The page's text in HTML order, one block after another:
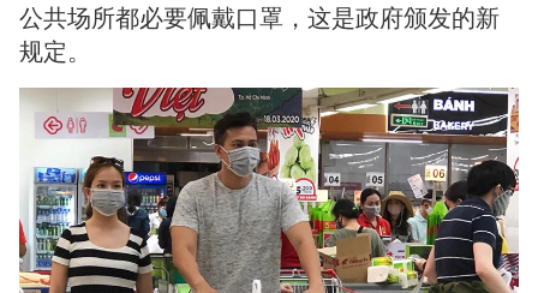
公共场所都必要佩戴口罩，这是政府颁发的新
规定。